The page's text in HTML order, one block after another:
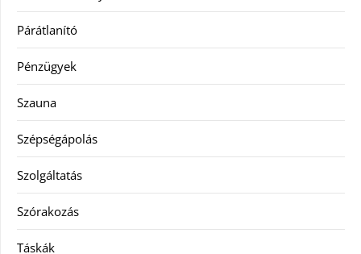
Párátlanító
Pénzügyek
Szauna
Szépségápolás
Szolgáltatás
Szórakozás
Táskák